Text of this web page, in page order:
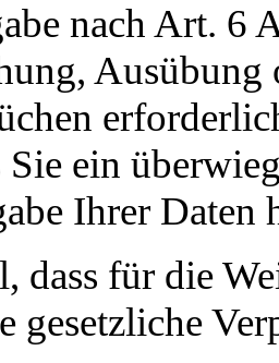
nach Art. 6
Sie ein
Ihrer Daten
dass für die
gesetzliche